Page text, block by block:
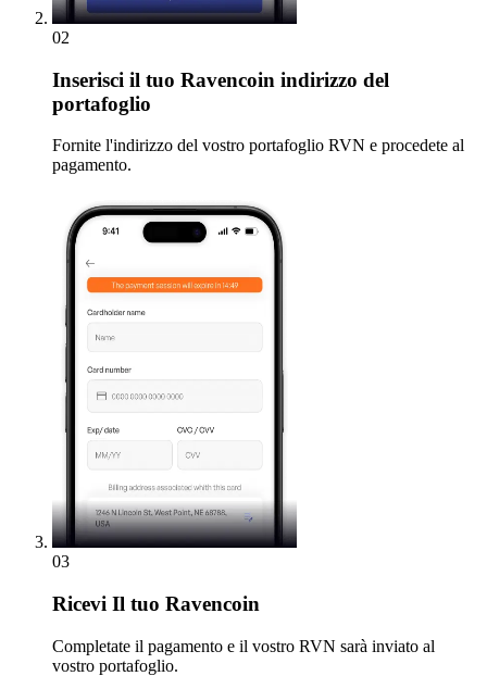
02
Inserisci il tuo Ravencoin indirizzo del
portafoglio
Fornite l'indirizzo del vostro portafoglio RVN e procedete al
pagamento.
03
Ricevi Il tuo Ravencoin
Completate il pagamento e il vostro RVN sarà inviato al
vostro portafoglio.